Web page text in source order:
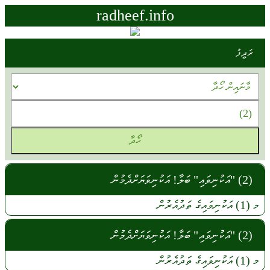
radheef.info
ރަދީފު
(2) "އަކުނިވައި" ބަލާ! އަކުނިވަޔަށްދެމުން
މ (1)
އަކުނިވައިގެ ތަދުއެރުން
(2) "އަކުނިވައި" ބަލާ! އަކުނިވަޔަށްދެމުން
މ (1) އަކުނިވައިގެ ތަދުއެރުން